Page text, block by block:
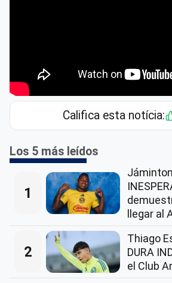
Califica esta notícia:
Los 5 más leídos
1
llegar al
2
Thiago
DURA
el Club